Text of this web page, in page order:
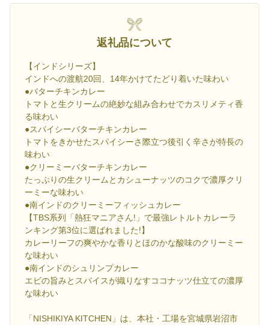
返礼品について
【インドシリーズ】
インドへの渡航20回、14年かけてたどり着いた味わい
●バターチキンカレー
トマトと生クリームの絶妙な組み合わせでカスリメティ香
る味わい
●スパイシーバターチキンカレー
トマトをきかせたスパイシーさ際立つ後引く辛さが特長の
味わい
●クリーミーバターチキンカレー
たっぷりの生クリームとカシューナッツのコクで濃厚クリ
ーミーな味わい
●南インドのクリーミーフィッシュカレー
【TBS系列「熱狂マニアさん!」で最強レトルトカレーラ
ンキング第3位に選ばれました!】
カレーリーフの爽やかな香りとほのかな酸味のクリーミー
な味わい
●南インドのシュリンプカレー
エビの旨みとスパイスが織りなすココナッツ仕立ての濃厚
な味わい
「NISHIKIYA KITCHEN」は、本社・工場を宮城県岩沼市